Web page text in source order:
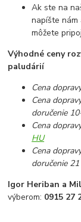
Ak ste na
napíšte nám
môžete
Výhodné ceny
paludárií
Cena
Cena
doručenie
Cena
HU
Cena
doručenie
Igor Heriban a
výberom: 0915 27